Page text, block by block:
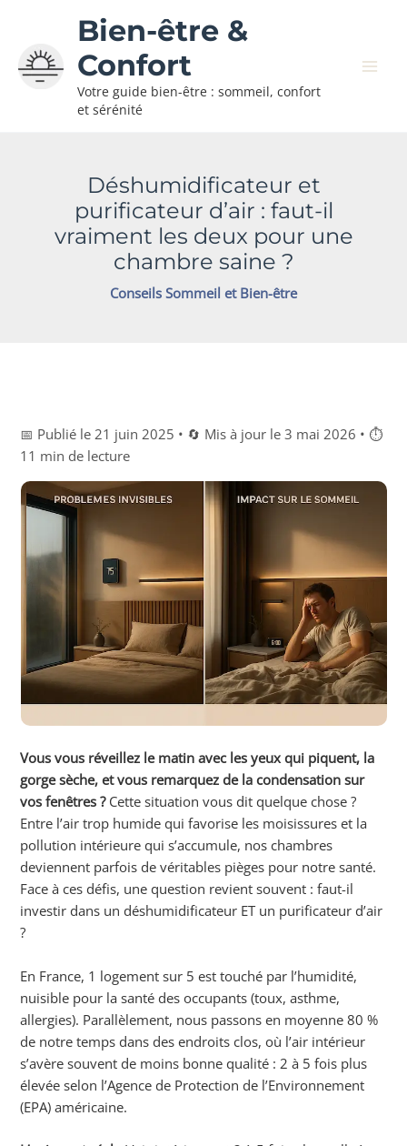
contenu
Bien-être &
Confort
Votre guide bien-être : sommeil, confort
et sérénité
Déshumidificateur et
purificateur d’air : faut-il
vraiment les deux pour une
chambre saine ?
Conseils Sommeil et Bien-être
📅 Publié le 21 juin 2025 • 🔄 Mis à jour le 3 mai 2026 • ⏱
11 min de lecture
Vous vous réveillez le matin avec les yeux qui piquent, la
gorge sèche, et vous remarquez de la condensation sur
vos fenêtres ?Cette situation vous dit quelque chose ?
Entre l’air trop humide qui favorise les moisissures et la
pollution intérieure qui s’accumule, nos chambres
deviennent parfois de véritables pièges pour notre santé.
Face à ces défis, une question revient souvent : faut-il
investir dans un déshumidificateur ET un purificateur d’air
?
En France, 1 logement sur 5 est touché par l’humidité,
nuisible pour la santé des occupants (toux, asthme,
allergies). Parallèlement, nous passons en moyenne 80 %
de notre temps dans des endroits clos, où l’air intérieur
s’avère souvent de moins bonne qualité : 2 à 5 fois plus
élevée selon l’Agence de Protection de l’Environnement
(EPA) américaine.